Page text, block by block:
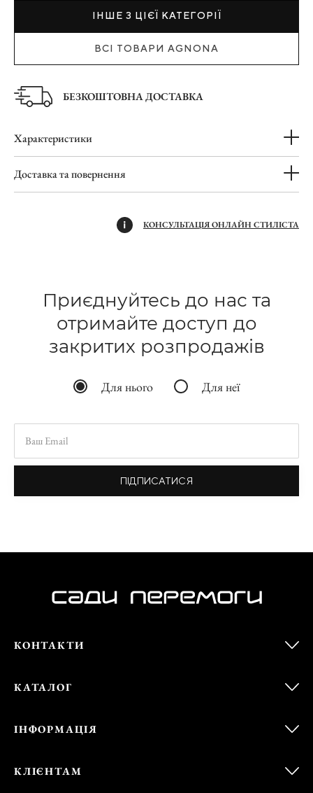
ІНШЕ З ЦІЄЇ КАТЕГОРІЇ
ВСІ ТОВАРИ AGNONA
БЕЗКОШТОВНА ДОСТАВКА
Характеристики
Доставка та повернення
КОНСУЛЬТАЦІЯ ОНЛАЙН СТИЛІСТА
Приєднуйтесь до нас та
отримайте доступ до
закритих розпродажів
Для нього Для неї
ПІДПИСАТИСЯ
КОНТАКТИ
КАТАЛОГ
ІНФОРМАЦІЯ
КЛІЄНТАМ